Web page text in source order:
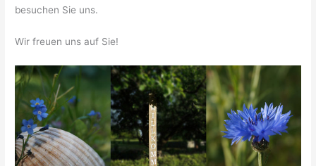
besuchen Sie uns.
Wir freuen uns auf Sie!